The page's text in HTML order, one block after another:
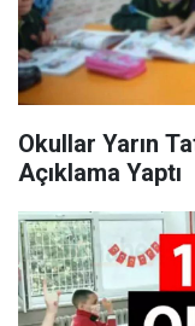
Okullar Yarın
Açıklama Yaptı